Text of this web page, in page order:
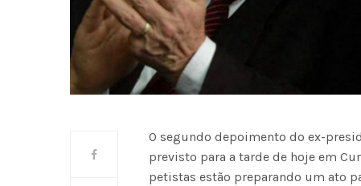
O segundo depoimento do ex-
previsto para a tarde de hoje em
petistas estão preparando um ato